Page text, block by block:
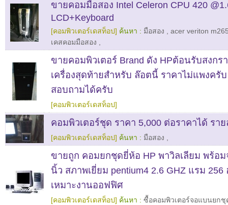
ขายคอมมือสอง Intel Celeron CPU 420
LCD+Keyboard
[คอมพิวเตอร์เดสท็อป] ค้นหา : มือสอง
acer veriton
เคสคอมมือสอง
ขายคอมพิวเตอร์ Brand ดัง HPต้อนรับสงกร
เครื่องสุดท้ายสำหรับ ล๊อตนี้ ราคาไม่แพงครั
สอบถามได้ครับ
[คอมพิวเตอร์เดสท็อป]
คอมพิวเตอร์ชุด ราคา 5,000 ต่อราคาได้ รา
[คอมพิวเตอร์เดสท็อป] ค้นหา : มือสอง
ขายถูก คอมยกชุดยี่ห้อ HP พาวิลเลียม พร้อ
นิ้ว สภาพเยี่ยม pentium4 2.6 GHZ แรม 256
เหมาะงานออฟฟิศ
[คอมพิวเตอร์เดสท็อป] ค้นหา : ซื้อคอมพิวเตอร์จอแบนยกชุ